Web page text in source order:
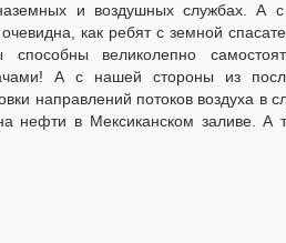
и воздушных службах. А с
как ребят с земной
великолепно
А с нашей стороны из
направлений потоков воздуха в
нефти в Мексиканском заливе. А